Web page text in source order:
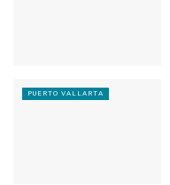
PUERTO VALLARTA